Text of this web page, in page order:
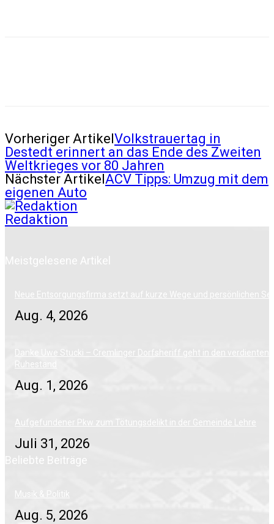
Vorheriger ArtikelVolkstrauertag in
Destedt erinnert an das Ende des Zweiten
Weltkrieges vor 80 Jahren
Nächster ArtikelACV Tipps: Umzug mit dem
eigenen Auto
Redaktion
Meistgelesene Artikel
Neue Entsorgungsfirma setzt auf kurze Wege und persönlichen
Aug. 4, 2026
Danke Uwe Stucki – Cremlinger Dorfsheriff geht in den verdienten
Ruhestand
Aug. 1, 2026
Aufgefundener Pkw zum Tötungsdelikt in der Gemeinde Lehre
Juli 31, 2026
Beliebte Beiträge
Musik & Politik
Aug. 5, 2026